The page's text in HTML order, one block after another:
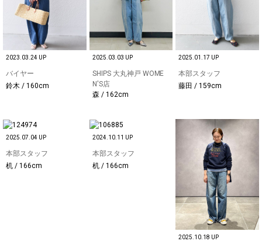
2023.03.24 UP
バイヤー
鈴木 / 160cm
2025.03.03 UP
SHIPS 大丸神戸 WOME
N'S店
森 / 162cm
2025.01.17 UP
本部スタッフ
藤田 / 159cm
2025.07.04 UP
本部スタッフ
机 / 166cm
2024.10.11 UP
本部スタッフ
机 / 166cm
2025.10.18 UP